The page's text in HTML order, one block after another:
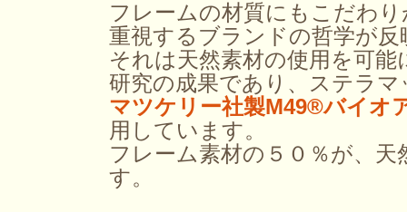
フレームの材質にもこだわ
重視するブランドの哲学が
それは天然素材の使用を可
研究の成果であり、ステラ
マツケリー社製M49®バイオ
用しています。
フレーム素材の５０％が、
す。